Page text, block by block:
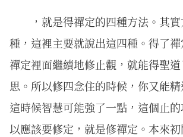
，就是得禪定的四種方法。其
種，這裡主要就說出這四種。得了
禪定裡面繼續地修止觀，就能得聖
思。所以修四念住的時候，你又能精
這時候智慧可能強了一點，這個止
以應該要修定，就是修禪定。本來